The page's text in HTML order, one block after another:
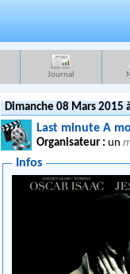
Journal
Dimanche 08 Mars 2015
Last minute A
Organisateur : un
Infos